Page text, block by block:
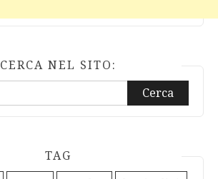
CERCA NEL SITO:
TAG